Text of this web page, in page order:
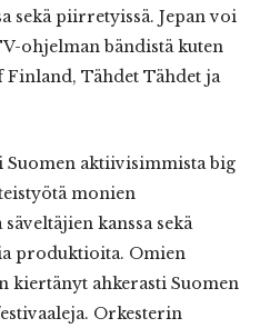
sekä piirretyissä. Jepan voi
ohjelman bändistä kuten
Tähdet Tähdet ja
Suomen aktiivisimmista big
monien
kanssa sekä
produktioita. Omien
kiertänyt ahkerasti Suomen
Orkesterin